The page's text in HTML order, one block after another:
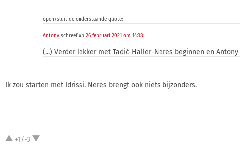
open/sluit de onderstaande quote:
Antony schreef op26 februari 2021 om 14:38:
(...) Verder lekker met Tadić-Haller-Neres beginnen en
Ik zou starten met Idrissi. Neres brengt ook niets bijzonders.
+1/-3